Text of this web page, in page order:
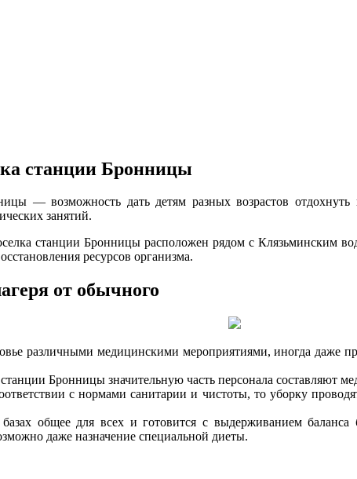
станции Бронницы
— возможность дать детям разных возрастов
занятий.
станции Бронницы расположен рядом с Клязьминским
ресурсов организма.
от обычного
различными медицинскими мероприятиями, иногда даже
Бронницы значительную часть персонала составляют
с нормами санитарии и чистоты, то уборку
базах общее для всех и готовится с выдерживанием
даже назначение специальной диеты.